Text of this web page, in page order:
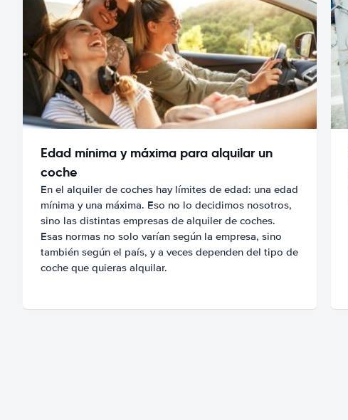
Edad mínima y máxima para alquilar un
coche
En el alquiler de coches hay límites de edad: una edad
mínima y una máxima. Eso no lo decidimos nosotros,
sino las distintas empresas de alquiler de coches.
Esas normas no solo varían según la empresa, sino
también según el país, y a veces dependen del tipo de
coche que quieras alquilar.